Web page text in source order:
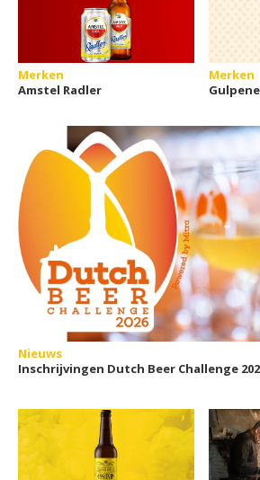
Merken
Amstel Radler
Merken
Nieuws
Inschrijvingen Dutch Beer Challenge